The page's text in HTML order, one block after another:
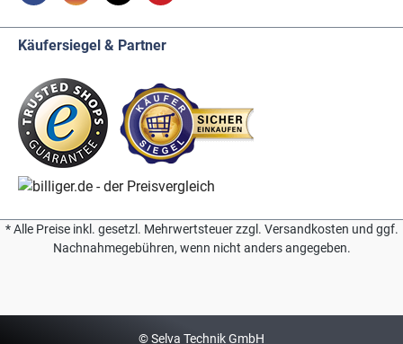
Käufersiegel & Partner
* Alle Preise inkl. gesetzl. Mehrwertsteuer zzgl. Versandkosten und ggf.
Nachnahmegebühren, wenn nicht anders angegeben.
© Selva Technik GmbH